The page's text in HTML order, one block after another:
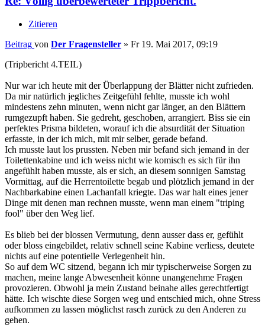
Zitieren
Beitrag von Der Fragensteller » Fr 19. Mai 2017, 09:19
(Tripbericht 4.TEIL)
Nur war ich heute mit der Überlappung der Blätter nicht zufrieden.
Da mir natürlich jegliches Zeitgefühl fehlte, musste ich wohl
mindestens zehn minuten, wenn nicht gar länger, an den Blättern
rumgezupft haben. Sie gedreht, geschoben, arrangiert. Biss sie ein
perfektes Prisma bildeten, worauf ich die absurdität der Situation
erfasste, in der ich mich, mit mir selber, gerade befand.
Ich musste laut los prussten. Neben mir befand sich jemand in der
Toilettenkabine und ich weiss nicht wie komisch es sich für ihn
angefühlt haben musste, als er sich, an diesem sonnigen Samstag
Vormittag, auf die Herrentoilette begab und plötzlich jemand in der
Nachbarkabine einen Lachanfall kriegte. Das war halt eines jener
Dinge mit denen man rechnen musste, wenn man einem "triping
fool" über den Weg lief.
Es blieb bei der blossen Vermutung, denn ausser dass er, gefühlt
oder bloss eingebildet, relativ schnell seine Kabine verliess, deutete
nichts auf eine potentielle Verlegenheit hin.
So auf dem WC sitzend, begann ich mir typischerweise Sorgen zu
machen, meine lange Abwesenheit könne unangenehme Fragen
provozieren. Obwohl ja mein Zustand beinahe alles gerechtfertigt
hätte. Ich wischte diese Sorgen weg und entschied mich, ohne Stress
aufkommen zu lassen möglichst rasch zurück zu den Anderen zu
gehen.